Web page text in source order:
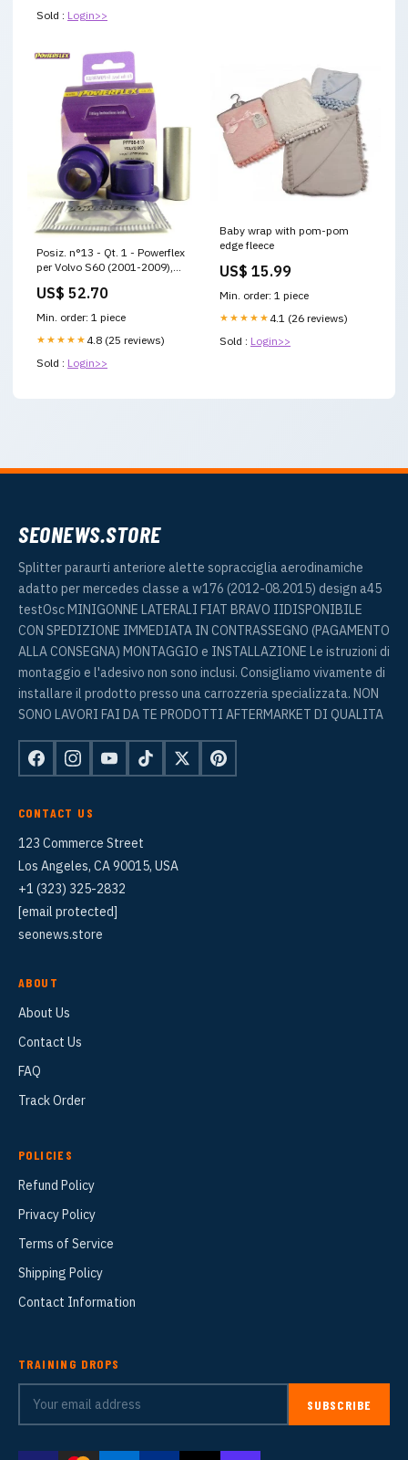
Sold : Login>>
Posiz. n°13 - Qt. 1 - Powerflex
per Volvo S60 (2001-2009),
2007) - PFF88-613 PFF32-
401/1
US$ 52.70
Min. order: 1 piece
★★★★★ 4.8 (25 reviews)
Sold : Login>>
Baby wrap with pom-pom
edge fleece
US$ 15.99
Min. order: 1 piece
★★★★★ 4.1 (26 reviews)
Sold : Login>>
SEONEWS.STORE
Splitter paraurti anteriore alette sopracciglia aerodinamiche
adatto per mercedes classe a w176 (2012-08.2015) design a45
testOsc MINIGONNE LATERALI FIAT BRAVO IIDISPONIBILE
CON SPEDIZIONE IMMEDIATA IN CONTRASSEGNO (PAGAMENTO
ALLA CONSEGNA) MONTAGGIO e INSTALLAZIONE Le istruzioni di
montaggio e l'adesivo non sono inclusi. Consigliamo vivamente di
installare il prodotto presso una carrozzeria specializzata. NON
SONO LAVORI FAI DA TE PRODOTTI AFTERMARKET DI QUALITA
CONTACT US
123 Commerce Street
Los Angeles, CA 90015, USA
+1 (323) 325-2832
[email protected]
seonews.store
ABOUT
About Us
Contact Us
FAQ
Track Order
POLICIES
Refund Policy
Privacy Policy
Terms of Service
Shipping Policy
Contact Information
TRAINING DROPS
SUBSCRIBE